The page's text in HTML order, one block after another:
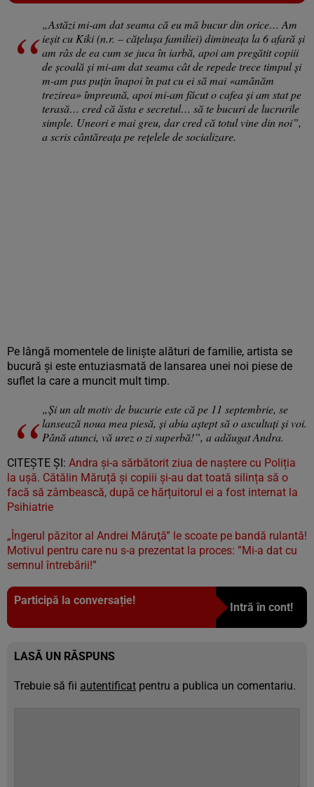
Vezi galeria foto
5 poze
„Astăzi mi-am dat seama că eu mă bucur din orice… Am
ieșit cu Kiki (n.r. – cățelușa familiei) dimineața la 6 afară și
am râs de ea cum se juca în iarbă, apoi am pregătit copiii
de școală și mi-am dat seama cât de repede trece timpul și
m-am pus puțin înapoi în pat cu ei să mai «amânăm
trezirea» împreună, apoi mi-am făcut o cafea și am stat pe
terasă… cred că ăsta e secretul… să te bucuri de lucrurile
simple. Uneori e mai greu, dar cred că totul vine din noi”,
a scris cântăreața pe rețelele de socializare.
Pe lângă momentele de liniște alături de familie, artista se
bucură și este entuziasmată de lansarea unei noi piese de
suflet la care a muncit mult timp.
„Și un alt motiv de bucurie este că pe 11 septembrie, se
lansează noua mea piesă, și abia aștept să o ascultați și voi.
Până atunci, vă urez o zi superbă!”, a adăugat Andra.
CITEȘTE ȘI: Andra și-a sărbătorit ziua de naștere cu Poliția
la ușă. Cătălin Măruță și copiii și-au dat toată silința să o
facă să zâmbească, după ce hărțuitorul ei a fost internat la
Psihiatrie
„Îngerul păzitor al Andrei Măruţă” le scoate pe bandă rulantă!
Motivul pentru care nu s-a prezentat la proces: ”Mi-a dat cu
semnul întrebării!”
Participă la conversație!
Intră în cont!
LASĂ UN RĂSPUNS
Trebuie să fii autentificat pentru a publica un comentariu.